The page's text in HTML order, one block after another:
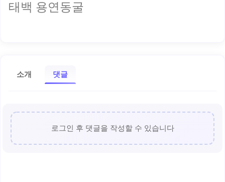
태백 용연동굴
소개 댓글
로그인 후 댓글을 작성할 수 있습니다